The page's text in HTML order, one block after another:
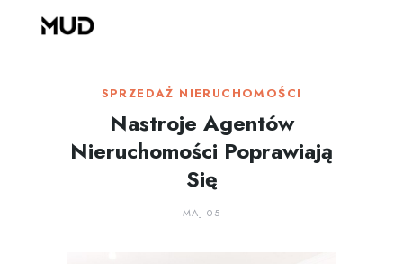
SPRZEDAŻ NIERUCHOMOŚCI
Nastroje Agentów
Nieruchomości Poprawiają
Się
MAJ 05